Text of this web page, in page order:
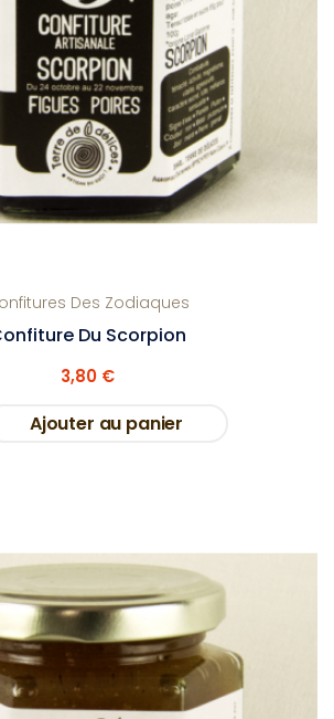
Des Zodiaques
Du Scorpion
3,80 €
Ajouter au panier